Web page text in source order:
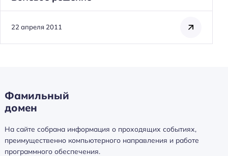
22 апреля 2011
Фамильный
домен
На сайте собрана информация о проходящих событиях,
преимущественно компьютерного направления и работе
программного обеспечения.
Н
а
й
т
и